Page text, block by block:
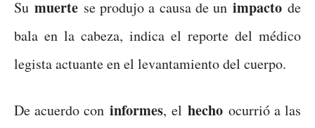
Sumuerte se produjo a causa de un impactode
bala en la cabeza, indica el reporte del médico
legista actuante en el levantamiento del cuerpo.
De acuerdo coninformes, el hechoocurrió a las